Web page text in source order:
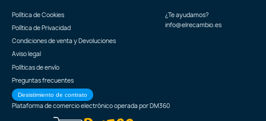
Política de Cookies
Política de Privacidad
Condiciones de venta y Devoluciones
Aviso legal
Políticas de envío
Preguntas frecuentes
Desistimiento de contrato
¿Te ayudamos?
info@elrecambio.es
Plataforma de comercio electrónico operada porDM360